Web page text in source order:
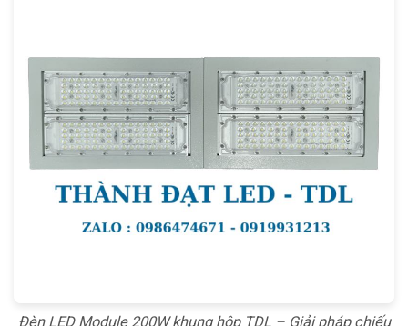
Đèn LED Module 200W khung hộp TDL – Giải pháp chiếu